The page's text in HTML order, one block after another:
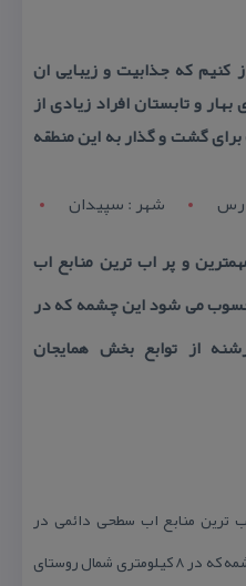
كه جذابیت و زیبایی ان
و تابستان افراد زیادی از
گشت و گذار به این منطقه
شهر : سپیدان
و پر اب ترین منابع اب
می شود این چشمه كه در
از توابع بخش همایجان
ترین منابع اب سطحی دائمی در
استان فارس محسوب می شود این چشمه كه در ۸ كیلومتری شمال روستای